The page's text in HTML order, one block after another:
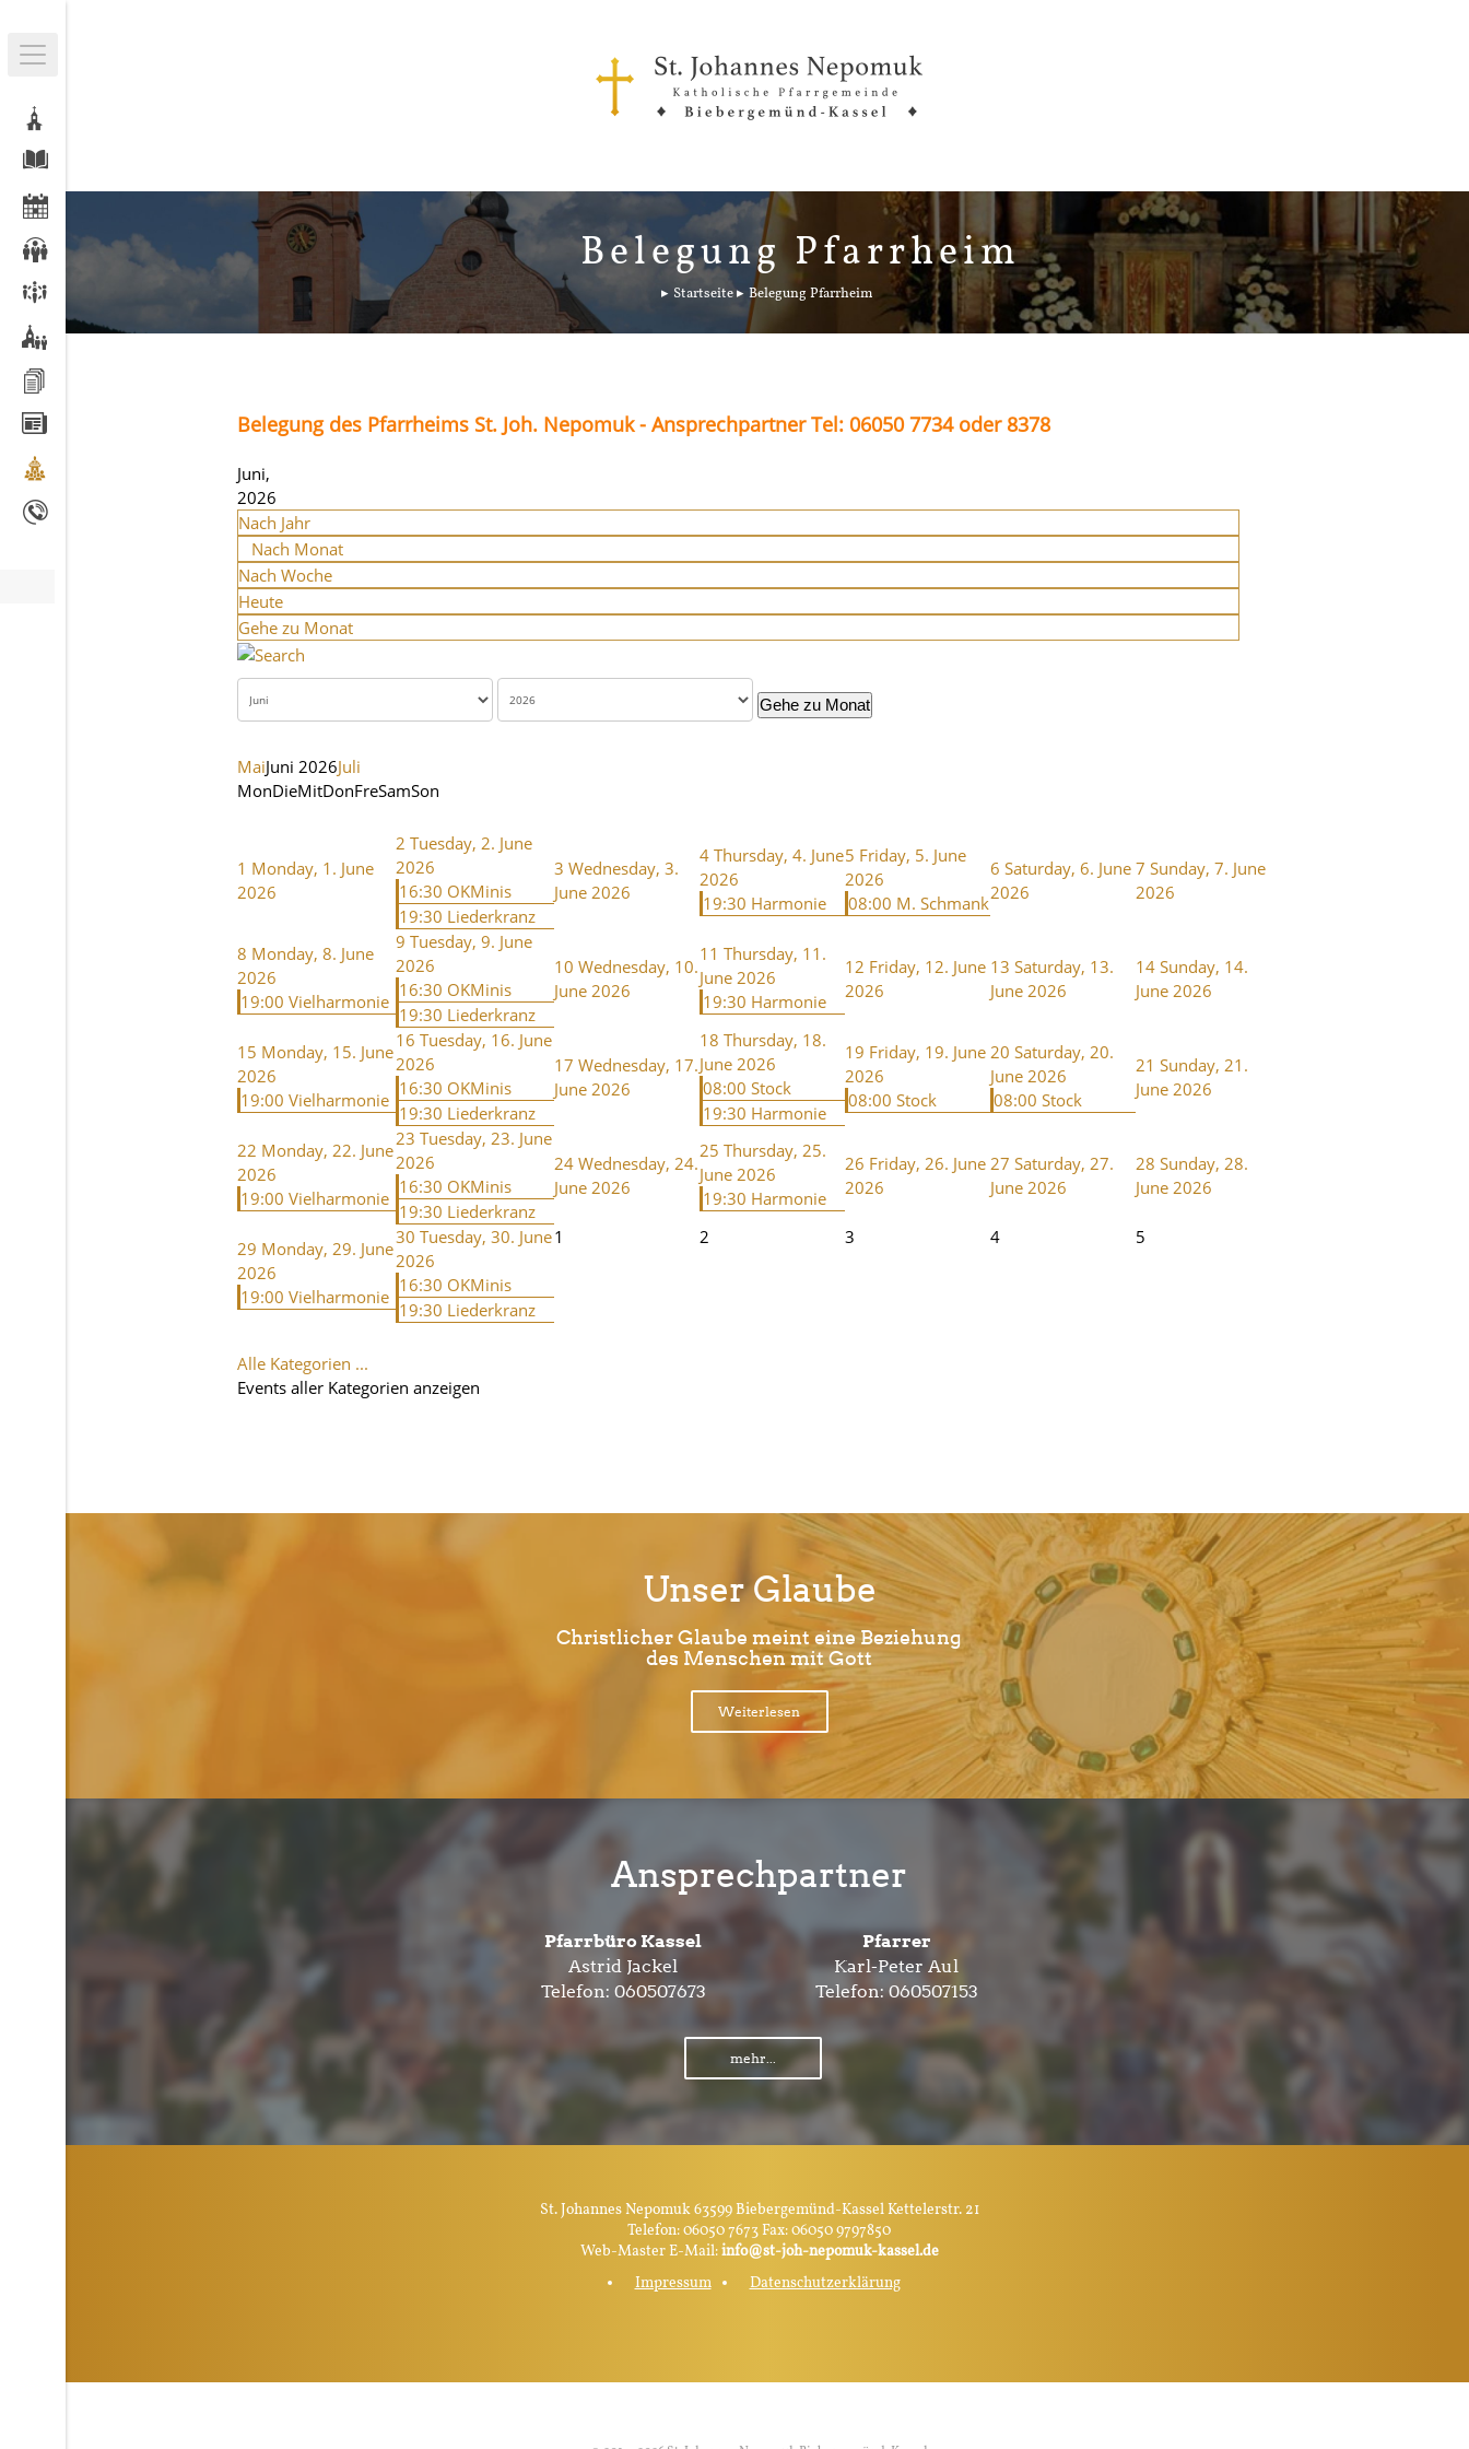
Belegung Pfarrheim
Startseite Belegung Pfarrheim
Belegung des Pfarrheims St. Joh. Nepomuk - Ansprechpartner Tel: 06050 7734 oder 8378
Juni,
2026
Nach Jahr
Nach Monat
Nach Woche
Heute
Gehe zu Monat
Gehe zu Monat
MaiJuni 2026Juli
MonDieMitDonFreSamSon
1 Monday, 1. June
2026
2 Tuesday, 2. June
2026
16:30 OKMinis
19:30 Liederkranz
3 Wednesday, 3.
June 2026
4 Thursday, 4. June
2026
19:30 Harmonie
5 Friday, 5. June
2026
08:00 M. Schmank
6 Saturday, 6. June
2026
7 Sunday, 7. June
2026
8 Monday, 8. June
2026
19:00 Vielharmonie
9 Tuesday, 9. June
2026
16:30 OKMinis
19:30 Liederkranz
10 Wednesday, 10.
June 2026
11 Thursday, 11.
June 2026
19:30 Harmonie
12 Friday, 12. June
2026
13 Saturday, 13.
June 2026
14 Sunday, 14.
June 2026
15 Monday, 15. June
2026
19:00 Vielharmonie
16 Tuesday, 16. June
2026
16:30 OKMinis
19:30 Liederkranz
17 Wednesday, 17.
June 2026
18 Thursday, 18.
June 2026
08:00 Stock
19:30 Harmonie
19 Friday, 19. June
2026
08:00 Stock
20 Saturday, 20.
June 2026
08:00 Stock
21 Sunday, 21.
June 2026
22 Monday, 22. June
2026
19:00 Vielharmonie
23 Tuesday, 23. June
2026
16:30 OKMinis
19:30 Liederkranz
24 Wednesday, 24.
June 2026
25 Thursday, 25.
June 2026
19:30 Harmonie
26 Friday, 26. June
2026
27 Saturday, 27.
June 2026
28 Sunday, 28.
June 2026
29 Monday, 29. June
2026
19:00 Vielharmonie
30 Tuesday, 30. June
2026
16:30 OKMinis
19:30 Liederkranz
1 2 3 4 5
Alle Kategorien ...
Events aller Kategorien anzeigen
Unser Glaube
Christlicher Glaube meint eine Beziehung
des Menschen mit Gott
Weiterlesen
Ansprechpartner
Pfarrbüro Kassel
Astrid Jackel
Telefon: 060507673
Pfarrer
Karl-Peter Aul
Telefon:060507153
mehr...
St. Johannes Nepomuk 63599 Biebergemünd-Kassel Kettelerstr. 21
Telefon: 06050 7673 Fax: 06050 9797850
Web-Master E-Mail:info@st-joh-nepomuk-kassel.de
Impressum
Datenschutzerklärung